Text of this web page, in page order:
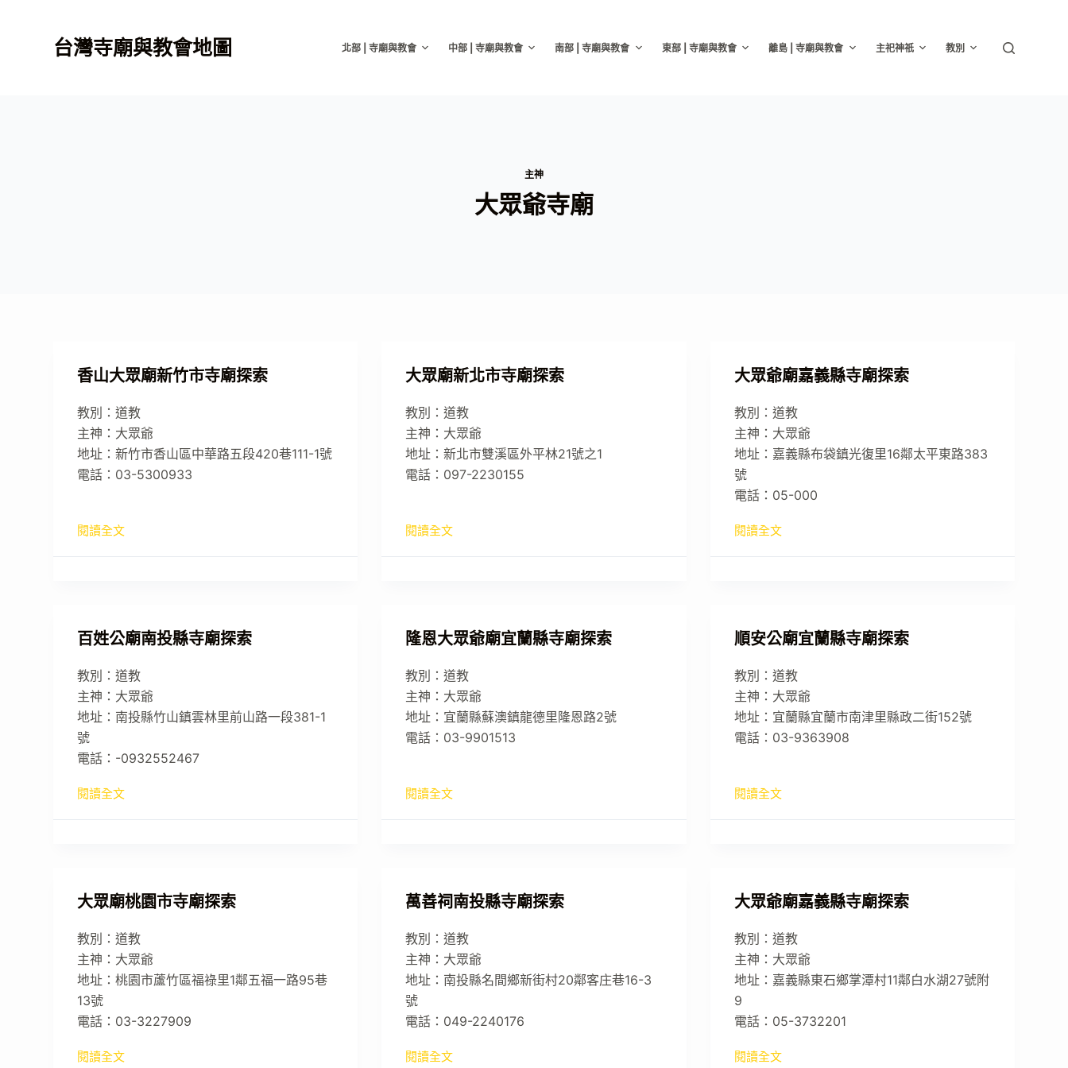
台灣寺廟與教會地圖 北部 | 寺廟與教會 中部 | 寺廟與教會 南部 | 寺廟與教會 東部 | 寺廟與教會 離島 | 寺廟與教會 主祀神祇 教別
主神
大眾爺寺廟
香山大眾廟新竹市寺廟探索
教別：道教
主神：大眾爺
地址：新竹市香山區中華路五段420巷111-1號
電話：03-5300933
閱讀全文
大眾廟新北市寺廟探索
教別：道教
主神：大眾爺
地址：新北市雙溪區外平林21號之1
電話：097-2230155
閱讀全文
大眾爺廟嘉義縣寺廟探索
教別：道教
主神：大眾爺
地址：嘉義縣布袋鎮光復里16鄰太平東路383
號
電話：05-000
閱讀全文
百姓公廟南投縣寺廟探索
教別：道教
主神：大眾爺
地址：南投縣竹山鎮雲林里前山路一段381-1
號
電話：-0932552467
閱讀全文
隆恩大眾爺廟宜蘭縣寺廟探索
教別：道教
主神：大眾爺
地址：宜蘭縣蘇澳鎮龍德里隆恩路2號
電話：03-9901513
閱讀全文
順安公廟宜蘭縣寺廟探索
教別：道教
主神：大眾爺
地址：宜蘭縣宜蘭市南津里縣政二街152號
電話：03-9363908
閱讀全文
大眾廟桃園市寺廟探索
教別：道教
主神：大眾爺
地址：桃園市蘆竹區福祿里1鄰五福一路95巷
13號
電話：03-3227909
閱讀全文
萬善祠南投縣寺廟探索
教別：道教
主神：大眾爺
地址：南投縣名間鄉新街村20鄰客庄巷16-3
號
電話：049-2240176
閱讀全文
大眾爺廟嘉義縣寺廟探索
教別：道教
主神：大眾爺
地址：嘉義縣東石鄉掌潭村11鄰白水湖27號附
9
電話：05-3732201
閱讀全文